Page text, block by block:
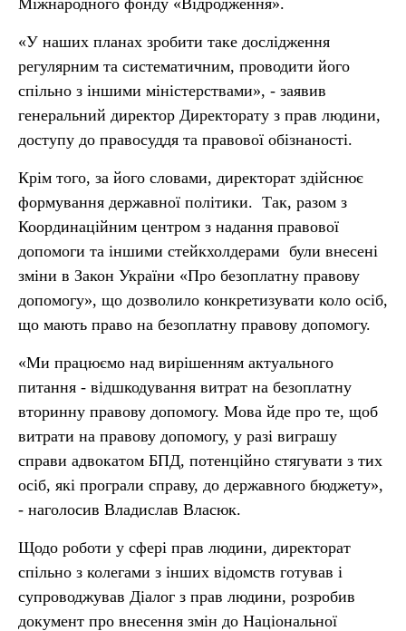
Міжнародного фонду «Відродження».
«У наших планах зробити таке дослідження
регулярним та систематичним, проводити його
спільно з іншими міністерствами», - заявив
генеральний директор Директорату з прав людини,
доступу до правосуддя та правової обізнаності.
Крім того, за його словами, директорат здійснює
формування державної політики. Так, разом з
Координаційним центром з надання правової
допомоги та іншими стейкхолдерами були внесені
зміни в Закон України «Про безоплатну правову
допомогу», що дозволило конкретизувати коло осіб,
що мають право на безоплатну правову допомогу.
«Ми працюємо над вирішенням актуального
питання - відшкодування витрат на безоплатну
вторинну правову допомогу. Мова йде про те, щоб
витрати на правову допомогу, у разі виграшу
справи адвокатом БПД, потенційно стягувати з тих
осіб, які програли справу, до державного бюджету»,
- наголосив Владислав Власюк.
Щодо роботи у сфері прав людини, директорат
спільно з колегами з інших відомств готував і
супроводжував Діалог з прав людини, розробив
документ про внесення змін до Національної